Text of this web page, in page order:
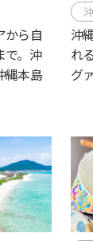
から自
で。沖
縄本島
沖
れ
グ